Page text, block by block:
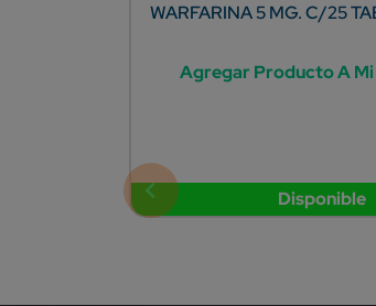
Disponible
WARFARINA 5 MG. C/25
Agregar Producto A Mi